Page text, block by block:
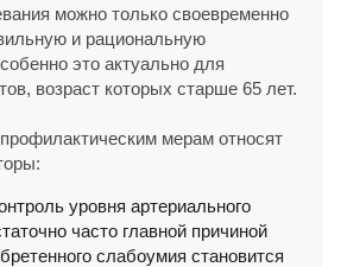
можно только своевременно
и рациональную
это актуально для
возраст которых старше 65 лет.
мерам относят
уровня артериального
часто главной причиной
слабоумия становится